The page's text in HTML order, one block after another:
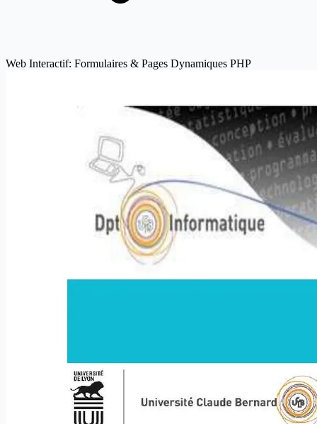
Web Interactif: Formulaires & Pages Dynamiques PHP